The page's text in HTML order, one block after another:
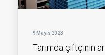
9 Mayıs 2023
Tarımda çiftçinin